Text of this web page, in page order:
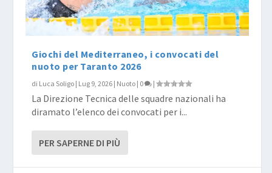
Giochi del Mediterraneo, i convocati del
nuoto per Taranto 2026
di Luca Soligo | Lug 9, 2026 | Nuoto | 0 |
La Direzione Tecnica delle squadre nazionali ha
diramato l’elenco dei convocati per i...
PER SAPERNE DI PIÙ